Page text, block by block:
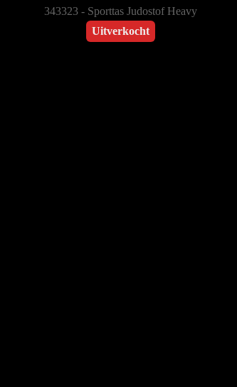
343323 - Sporttas Judostof Heavy
Uitverkocht